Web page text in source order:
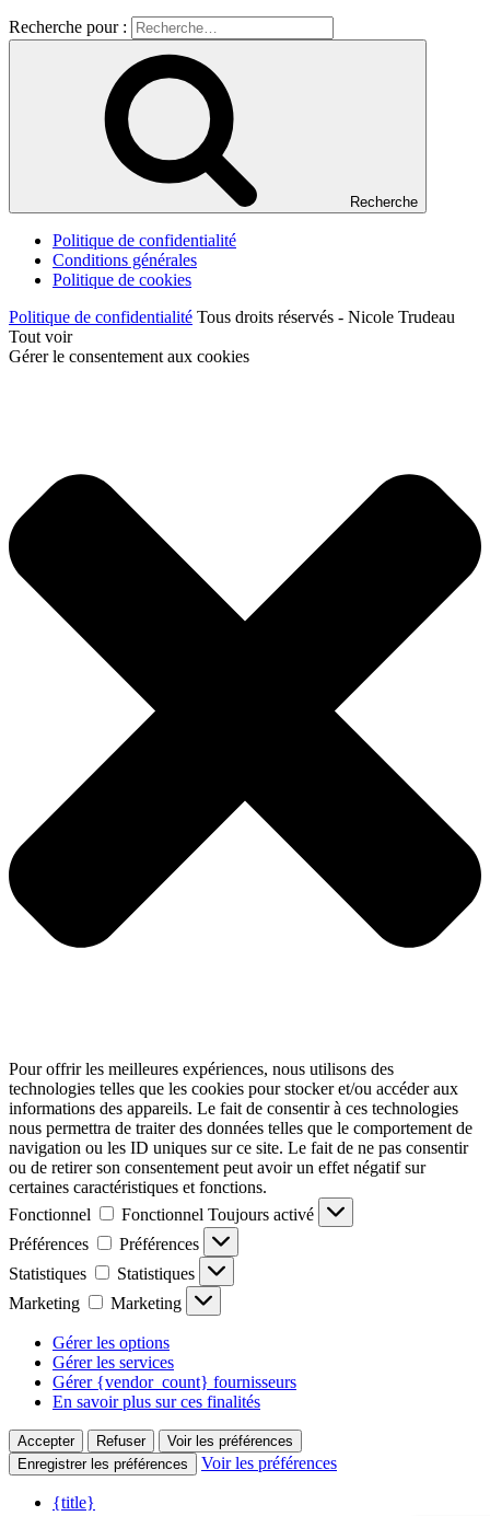
Recherche pour :
Recherche
Politique de confidentialité
Conditions générales
Politique de cookies
Politique de confidentialité Tous droits réservés - Nicole Trudeau
Tout voir
Gérer le consentement aux cookies
Pour offrir les meilleures expériences, nous utilisons des
technologies telles que les cookies pour stocker et/ou accéder aux
informations des appareils. Le fait de consentir à ces technologies
nous permettra de traiter des données telles que le comportement de
navigation ou les ID uniques sur ce site. Le fait de ne pas consentir
ou de retirer son consentement peut avoir un effet négatif sur
certaines caractéristiques et fonctions.
Fonctionnel
Fonctionnel Toujours activé
Préférences
Préférences
Statistiques
Statistiques
Marketing
Marketing
Gérer les options
Gérer les services
Gérer {vendor_count} fournisseurs
En savoir plus sur ces finalités
Accepter Refuser
Voir les préférences
Enregistrer les préférences
Voir les préférences
{title}